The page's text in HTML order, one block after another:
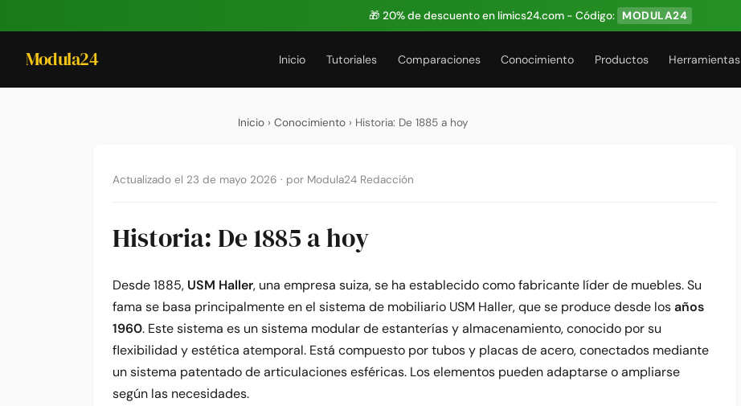
🎁 20% de descuento en limics24.com - Código: MODULA24
Modula24 Inicio Tutoriales Comparaciones Conocimiento Productos Herramientas
Inicio › Conocimiento › Historia: De 1885 a hoy
Actualizado el 23 de mayo 2026 · por Modula24 Redacción
Historia: De 1885 a hoy
Desde 1885, USM Haller, una empresa suiza, se ha establecido como fabricante líder de muebles. Su
fama se basa principalmente en el sistema de mobiliario USM Haller, que se produce desde losaños
1960. Este sistema es un sistema modular de estanterías y almacenamiento, conocido por su
flexibilidad y estética atemporal. Está compuesto por tubos y placas de acero, conectados mediante
un sistema patentado de articulaciones esféricas. Los elementos pueden adaptarse o ampliarse
según las necesidades.